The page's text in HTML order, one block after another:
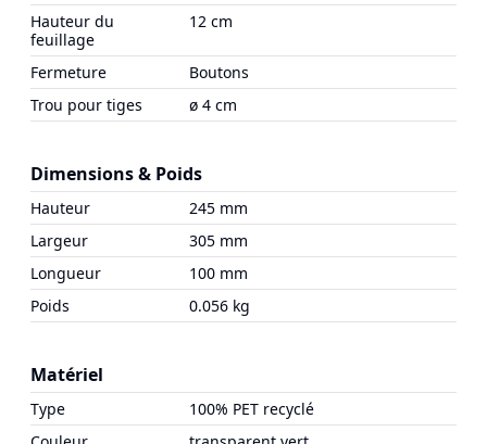
Hauteur du
feuillage
12 cm
Fermeture
Boutons
Trou pour tiges
ø 4 cm
Dimensions & Poids
Hauteur
245 mm
Largeur
305 mm
Longueur
100 mm
Poids
0.056 kg
Matériel
Type
100% PET recyclé